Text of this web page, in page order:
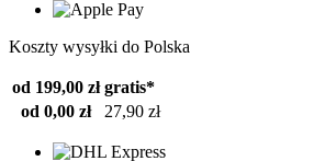
Koszty wysyłki do Polska
od 199,00 zł gratis*
od 0,00 zł
27,90 zł